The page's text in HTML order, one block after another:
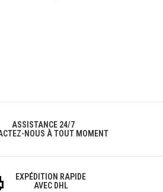
ASSISTANCE 24/7
NOUS À TOUT MOMENT
EXPÉDITION RAPIDE
AVEC DHL